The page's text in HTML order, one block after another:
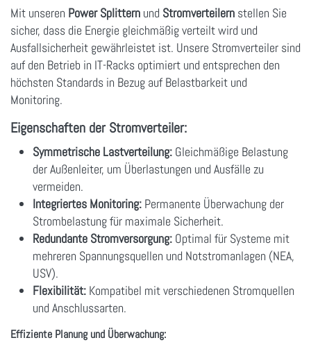
Mit unseren Power Splittern und Stromverteilern stellen Sie
sicher, dass die Energie gleichmäßig verteilt wird und
Ausfallsicherheit gewährleistet ist. Unsere Stromverteiler sind
auf den Betrieb in IT-Racks optimiert und entsprechen den
höchsten Standards in Bezug auf Belastbarkeit und
Monitoring.
Eigenschaften der Stromverteiler:
Symmetrische Lastverteilung: Gleichmäßige Belastung
der Außenleiter, um Überlastungen und Ausfälle zu
vermeiden.
Integriertes Monitoring: Permanente Überwachung der
Strombelastung für maximale Sicherheit.
Redundante Stromversorgung: Optimal für Systeme mit
mehreren Spannungsquellen und Notstromanlagen (NEA,
USV).
Flexibilität: Kompatibel mit verschiedenen Stromquellen
und Anschlussarten.
Effiziente Planung und Überwachung: